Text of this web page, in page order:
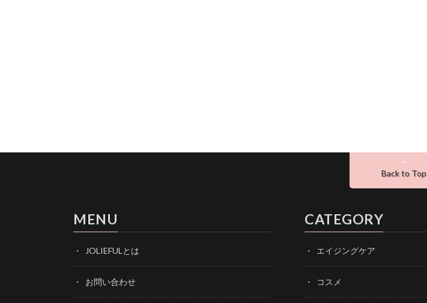
Back to Top
MENU
JOLIEFULとは
お問い合わせ
CATEGORY
エイジングケア
コスメ